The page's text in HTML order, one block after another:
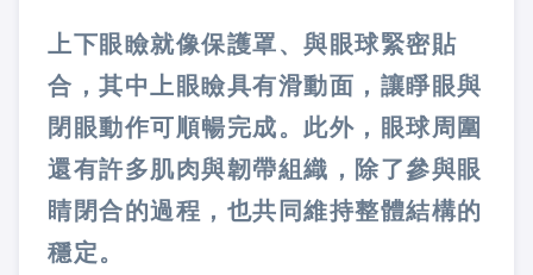
上下眼瞼就像保護罩、與眼球緊密貼
合，其中上眼瞼具有滑動面，讓睜眼與
閉眼動作可順暢完成。此外，眼球周圍
還有許多肌肉與韌帶組織，除了參與眼
睛閉合的過程，也共同維持整體結構的
穩定。